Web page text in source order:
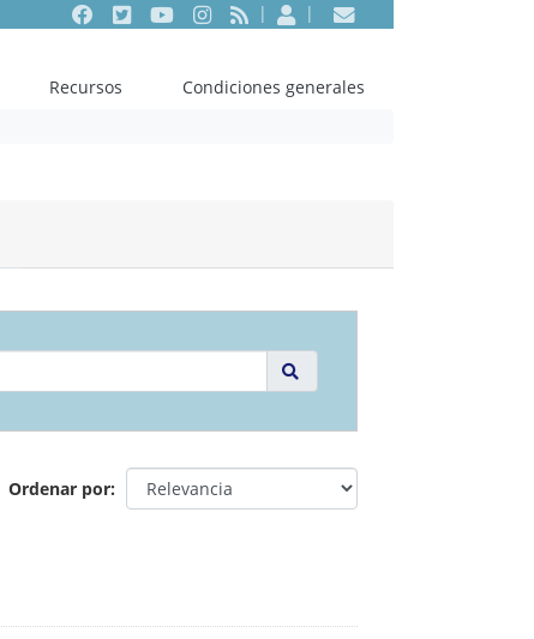
Facebook
TwitterYoutubeInstagram
RSS EntrarContacto
Recursos
Condiciones generales
Ordenar por